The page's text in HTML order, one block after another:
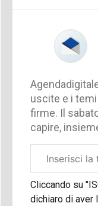
uscite e i
firme. Il
capire,
aziendale
Cliccando su
dichiaro di aver